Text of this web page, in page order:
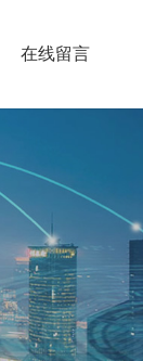
在线留言